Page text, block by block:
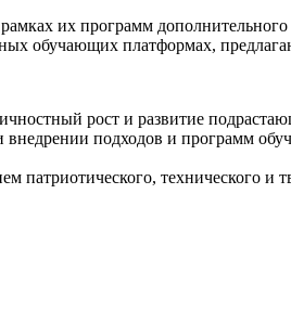
их программ
обучающих платформах,
рост и развитие
подходов и программ
патриотического, технического и